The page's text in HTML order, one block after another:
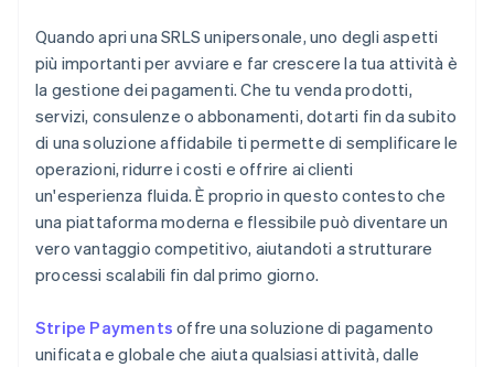
Quando apri una SRLS unipersonale, uno degli aspetti
più importanti per avviare e far crescere la tua attività è
la gestione dei pagamenti. Che tu venda prodotti,
servizi, consulenze o abbonamenti, dotarti fin da subito
di una soluzione affidabile ti permette di semplificare le
operazioni, ridurre i costi e offrire ai clienti
un'esperienza fluida. È proprio in questo contesto che
una piattaforma moderna e flessibile può diventare un
vero vantaggio competitivo, aiutandoti a strutturare
processi scalabili fin dal primo giorno.
Stripe Payments offre una soluzione di pagamento
unificata e globale che aiuta qualsiasi attività, dalle